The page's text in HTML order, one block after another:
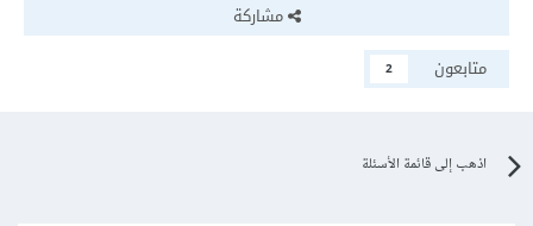
مشاركة
متابعون
2
اذهب إلى قائمة الأسئلة